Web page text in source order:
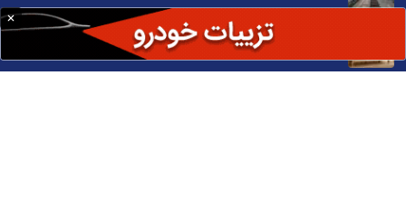
آراد چوب با گارانتی بی‌قید و شرط در نمایشگاه صنعت مبلمان